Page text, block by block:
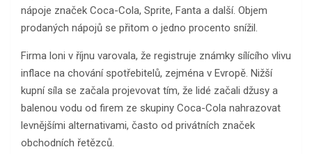
nápoje značek Coca-Cola, Sprite, Fanta a další. Objem
prodaných nápojů se přitom o jedno procento snížil.
Firma loni v říjnu varovala, že registruje známky sílícího vlivu
inflace na chování spotřebitelů, zejména v Evropě. Nižší
kupní síla se začala projevovat tím, že lidé začali džusy a
balenou vodu od firem ze skupiny Coca-Cola nahrazovat
levnějšími alternativami, často od privátních značek
obchodních řetězců.